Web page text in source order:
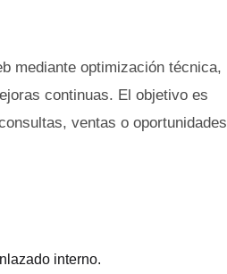
mediante optimización técnica,
continuas. El objetivo es
ventas o oportunidades
interno.